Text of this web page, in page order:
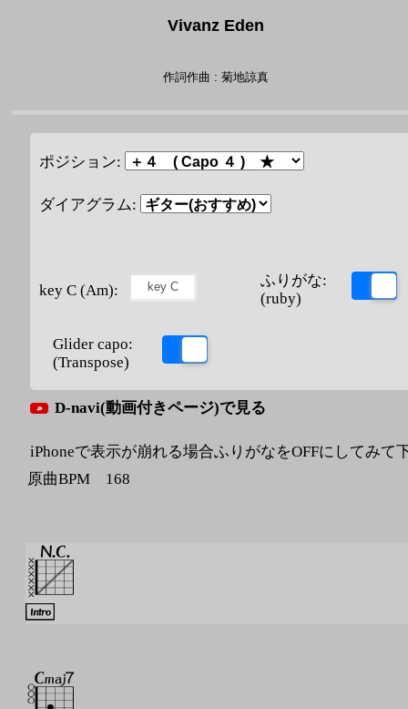
Vivanz Eden
作詞作曲 : 菊地諒真
ポジション:
ダイアグラム:
key C (Am):
ふりがな:
(ruby)
Glider capo:
(Transpose)
D-navi(動画付きページ)で見る
iPhoneで表示が崩れる場合ふりがなをOFFにしてみて
原曲BPM 168